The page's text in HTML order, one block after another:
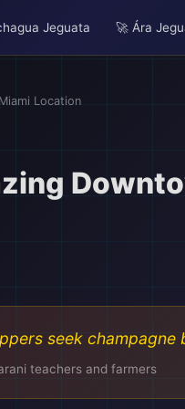
Jeguata 🚀 Ára
Location
seek champagne
teachers and farmers